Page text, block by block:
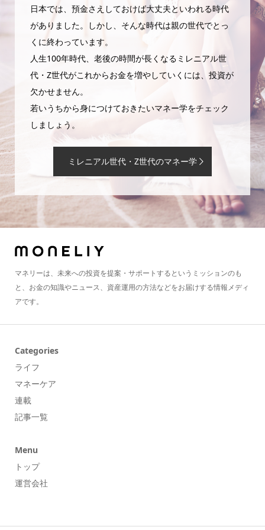
日本では、預金さえしておけば大丈夫といわれる時代
がありました。しかし、そんな時代は親の世代でとっ
くに終わっています。
人生100年時代、老後の時間が長くなるミレニアル世
代・Z世代がこれからお金を増やしていくには、投資が
欠かせません。
若いうちから身につけておきたいマネー学をチェック
しましょう。
ミレニアル世代・Z世代のマネー学
マネリーは、未来への投資を提案・サポートするというミッションのも
と、お金の知識やニュース、資産運用の方法などをお届けする情報メディ
アです。
Categories
ライフ
マネーケア
連載
記事一覧
Menu
トップ
運営会社